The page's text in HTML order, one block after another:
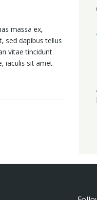
massa ex,
sed dapibus tellus
vitae tincidunt
iaculis sit amet